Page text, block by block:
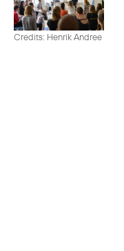
Credits: Henrik Andree